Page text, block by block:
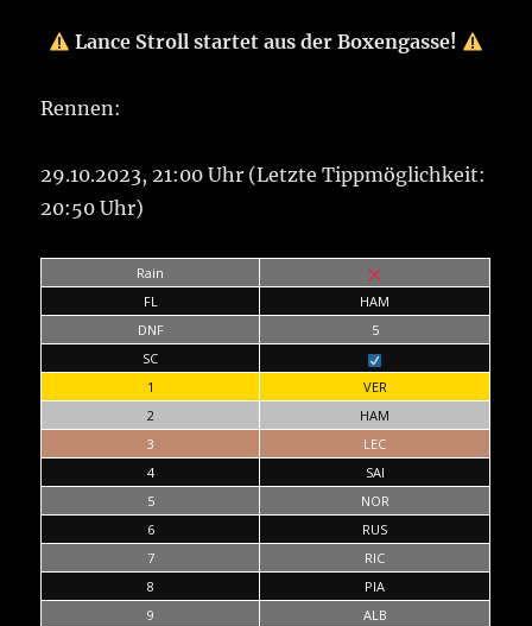
Lance Stroll startet aus der Boxengasse!
Rennen:
29.10.2023, 21:00 Uhr (Letzte Tippmöglichkeit:
20:50 Uhr)
Rain
FL
HAM
DNF
5
SC
1
VER
2
HAM
3
LEC
4
SAI
5
NOR
6
RUS
7
RIC
8
PIA
9
ALB